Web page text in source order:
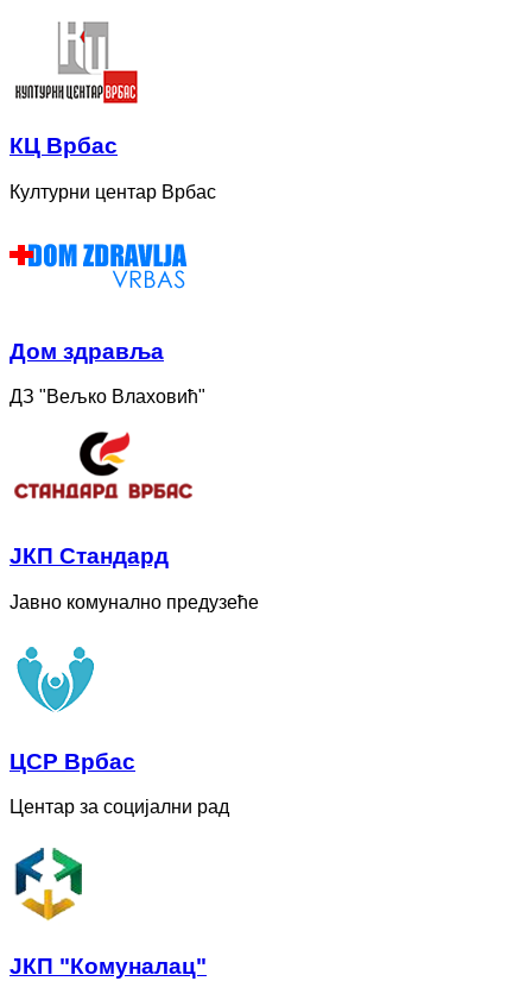
КЦ Врбас
Културни центар Врбас
Дом здравља
ДЗ "Вељко Влаховић"
ЈКП Стандард
Јавно комунално предузеће
ЦСР Врбас
Центар за социјални рад
ЈКП "Комуналац"